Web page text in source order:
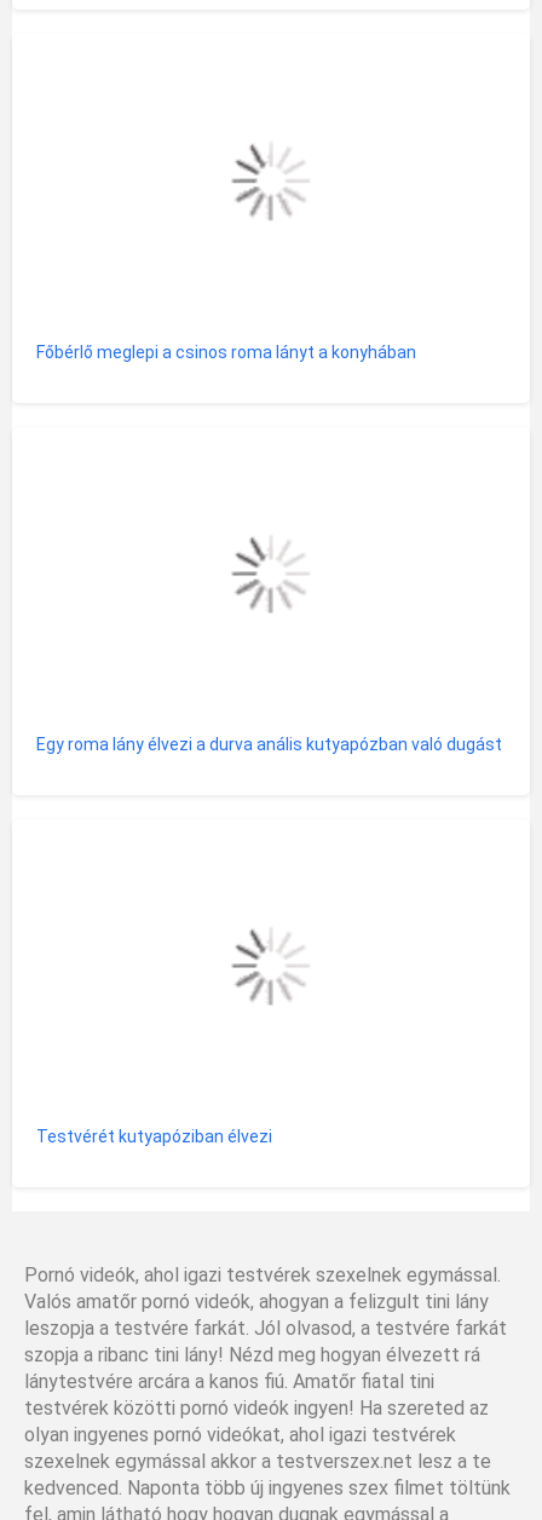
Főbérlő meglepi a csinos roma lányt a konyhában
Egy roma lány élvezi a durva anális kutyapózban való dugást
Testvérét kutyapóziban élvezi
Pornó videók, ahol igazi testvérek szexelnek egymással.
Valós amatőr pornó videók, ahogyan a felizgult tini lány
leszopja a testvére farkát. Jól olvasod, a testvére farkát
szopja a ribanc tini lány! Nézd meg hogyan élvezett rá
lánytestvére arcára a kanos fiú. Amatőr fiatal tini
testvérek közötti pornó videók ingyen! Ha szereted az
olyan ingyenes pornó videókat, ahol igazi testvérek
szexelnek egymással akkor a testverszex.net lesz a te
kedvenced. Naponta több új ingyenes szex filmet töltünk
fel, amin látható hogy hogyan dugnak egymással a